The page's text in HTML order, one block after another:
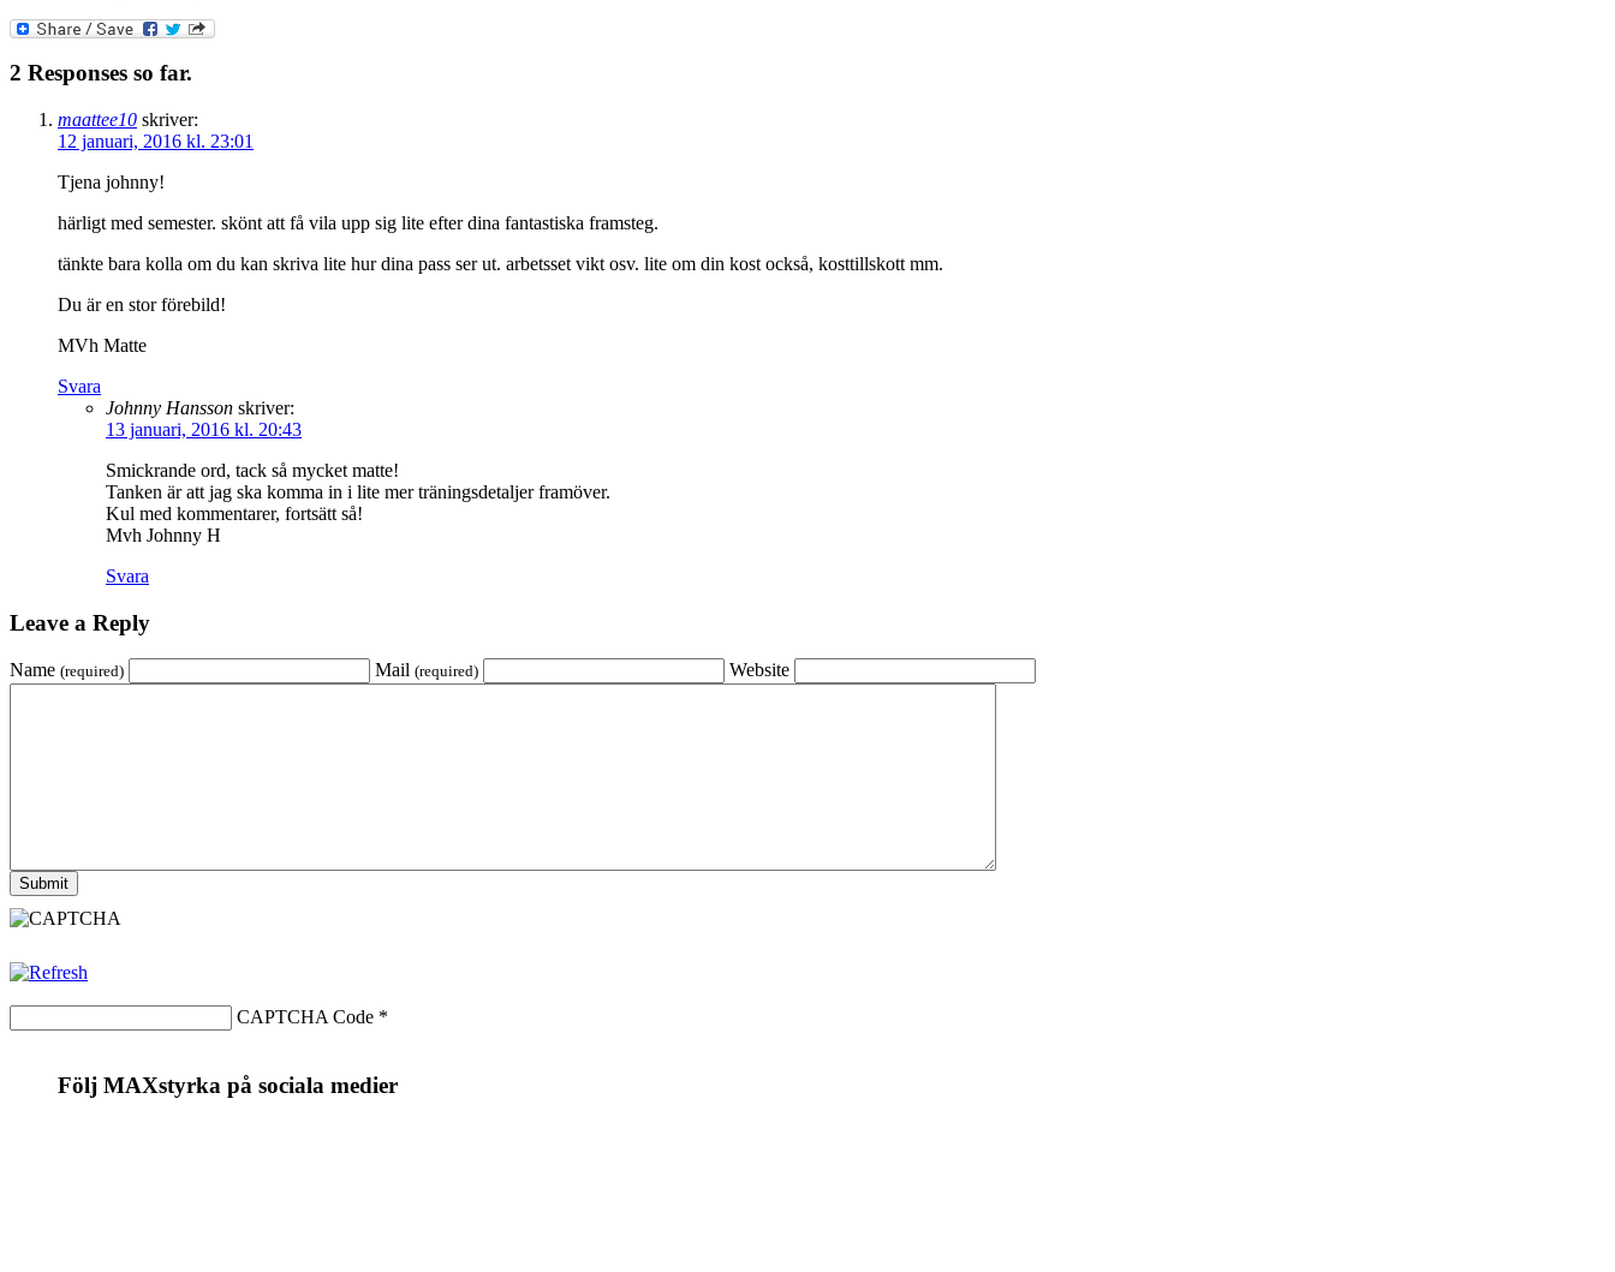
2 Responses so far.
maattee10 skriver:
12 januari, 2016 kl. 23:01
Tjena johnny!
härligt med semester. skönt att få vila upp sig lite efter dina fantastiska framsteg.
tänkte bara kolla om du kan skriva lite hur dina pass ser ut. arbetsset vikt osv. lite om din kost också, kosttillskott mm.
Du är en stor förebild!
MVh Matte
Svara
Johnny Hansson skriver:
13 januari, 2016 kl. 20:43
Smickrande ord, tack så mycket matte!
Tanken är att jag ska komma in i lite mer träningsdetaljer framöver.
Kul med kommentarer, fortsätt så!
Mvh Johnny H
Svara
Leave a Reply
Name (required) Mail (required) Website
CAPTCHA Code *
Följ MAXstyrka på sociala medier